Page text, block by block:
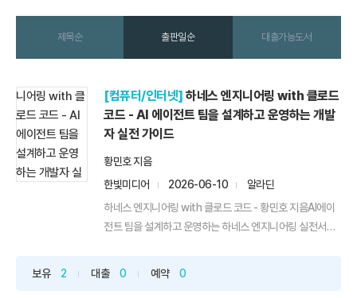
제목순 출판일순 대출가능도서
[컴퓨터/인터넷] 하네스 엔지니어링 with 클로드
코드 - AI 에이전트 팀을 설계하고 운영하는 개발
자 실전 가이드
황민호 지음
한빛미디어
2026-06-10
알라딘
하네스 엔지니어링 with 클로드 코드 - 황민호 지음AI에이
전트 팀을 설계하고 운영하는 하네스 엔지니어링 실전서
보유 2 대출 0 예약 0